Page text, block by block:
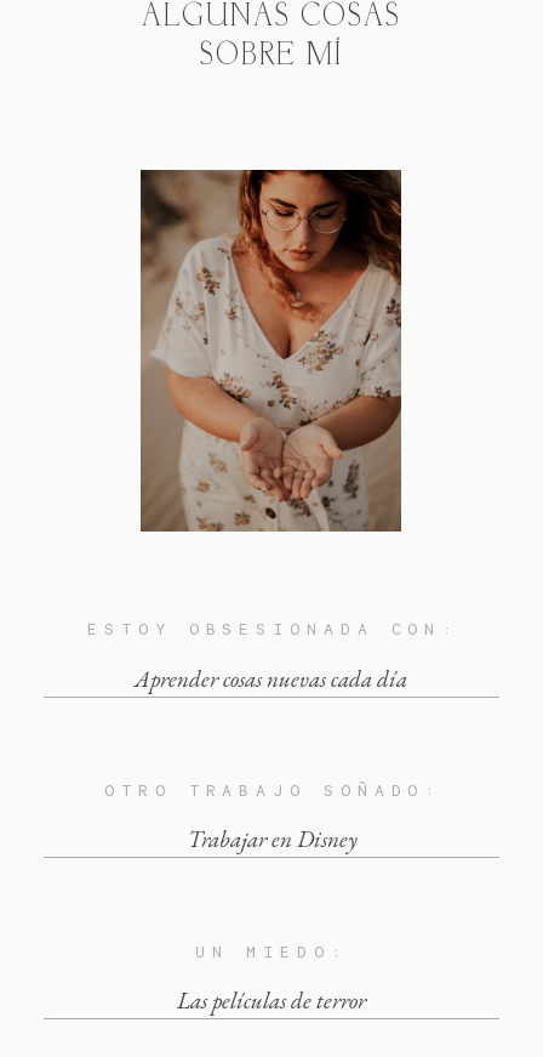
ALGUNAS COSAS
SOBRE MÍ
ESTOY OBSESIONADA CON:
Aprender cosas nuevas cada día
OTRO TRABAJO SOÑADO:
Trabajar en Disney
UN MIEDO:
Las películas de terror